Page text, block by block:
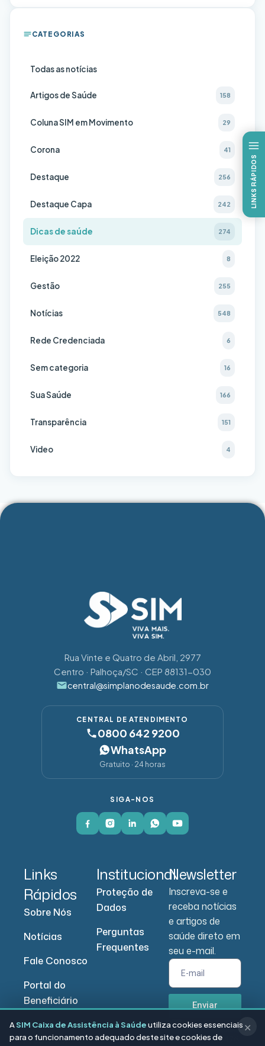
CATEGORIAS
Todas as notícias
Artigos de Saúde 158
Coluna SIM em Movimento 29
Corona 41
Destaque 256
Destaque Capa 242
Dicas de saúde 274
Eleição 2022 8
Gestão 255
Notícias 548
Rede Credenciada 6
Sem categoria 16
Sua Saúde 166
Transparência 151
Video 4
Rua Vinte e Quatro de Abril, 2977
Centro · Palhoça/SC · CEP 88131-030
central@simplanodesaude.com.br
CENTRAL DE ATENDIMENTO
0800 642 9200
WhatsApp
Gratuito · 24 horas
SIGA-NOS
Links
Rápidos
Sobre Nós
Notícias
Fale Conosco
Portal do
Beneficiário
Portal do
Prestador
Institucional
Proteção de
Dados
Perguntas
Frequentes
Newsletter
Inscreva-se e
receba notícias
e artigos de
saúde direto em
seu e-mail.
Enviar
ASIM Caixa de Assistência à Saúdeutiliza cookies essenciais
para o funcionamento adequado deste site e cookies de
✕
LINKS RÁPIDOS